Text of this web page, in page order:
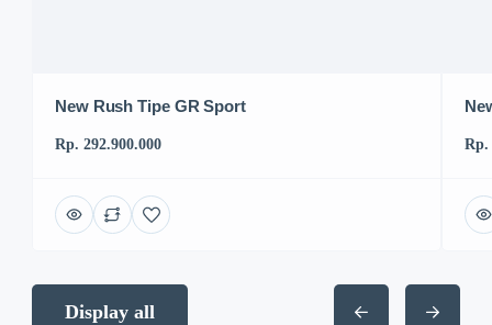
New Rush Tipe GR Sport
Rp. 292.900.000 Rp.
Display all